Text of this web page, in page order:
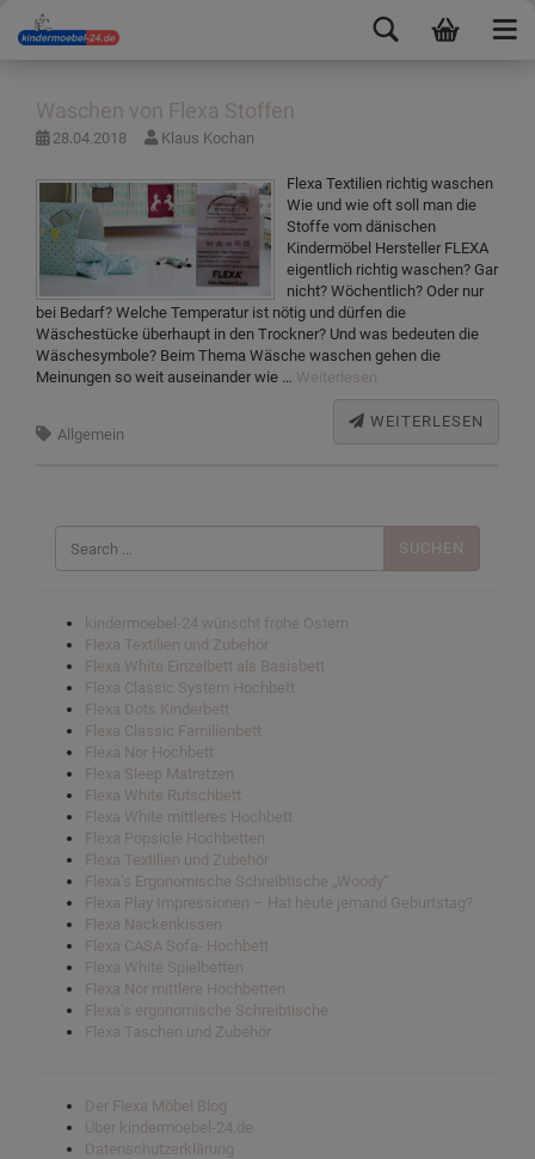
Waschen von Flexa Stoffen
28.04.2018 Klaus Kochan
Flexa Textilien richtig waschen
Wie und wie oft soll man die
Stoffe vom dänischen
Kindermöbel Hersteller FLEXA
eigentlich richtig waschen? Gar
nicht? Wöchentlich? Oder nur
bei Bedarf? Welche Temperatur ist nötig und dürfen die
Wäschestücke überhaupt in den Trockner? Und was bedeuten die
Wäschesymbole? Beim Thema Wäsche waschen gehen die
Meinungen so weit auseinander wie … Weiterlesen
WEITERLESEN
Allgemein
Suchen
nach:
kindermoebel-24 wünscht frohe Ostern
Flexa Textilien und Zubehör
Flexa White Einzelbett als Basisbett
Flexa Classic System Hochbett
Flexa Dots Kinderbett
Flexa Classic Familienbett
Flexa Nor Hochbett
Flexa Sleep Matratzen
Flexa White Rutschbett
Flexa White mittleres Hochbett
Flexa Popsicle Hochbetten
Flexa Textilien und Zubehör
Flexa’s Ergonomische Schreibtische „Woody“
Flexa Play Impressionen – Hat heute jemand Geburtstag?
Flexa Nackenkissen
Flexa CASA Sofa- Hochbett
Flexa White Spielbetten
Flexa Nor mittlere Hochbetten
Flexa’s ergonomische Schreibtische
Flexa Taschen und Zubehör
Der Flexa Möbel Blog
Über kindermoebel-24.de
Datenschutzerklärung